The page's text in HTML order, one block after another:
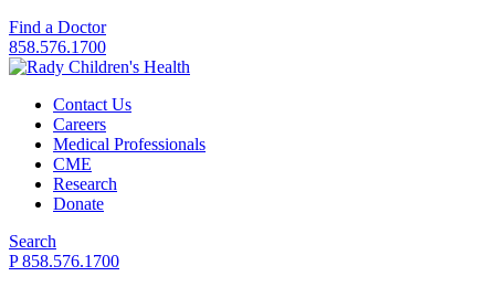
Find a Doctor
858.576.1700
Contact Us
Careers
Medical Professionals
CME
Research
Donate
Search
P 858.576.1700